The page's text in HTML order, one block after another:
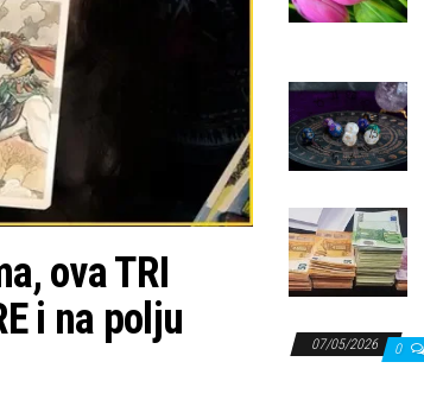
ova TRI
i na polju
07/05/2026 0